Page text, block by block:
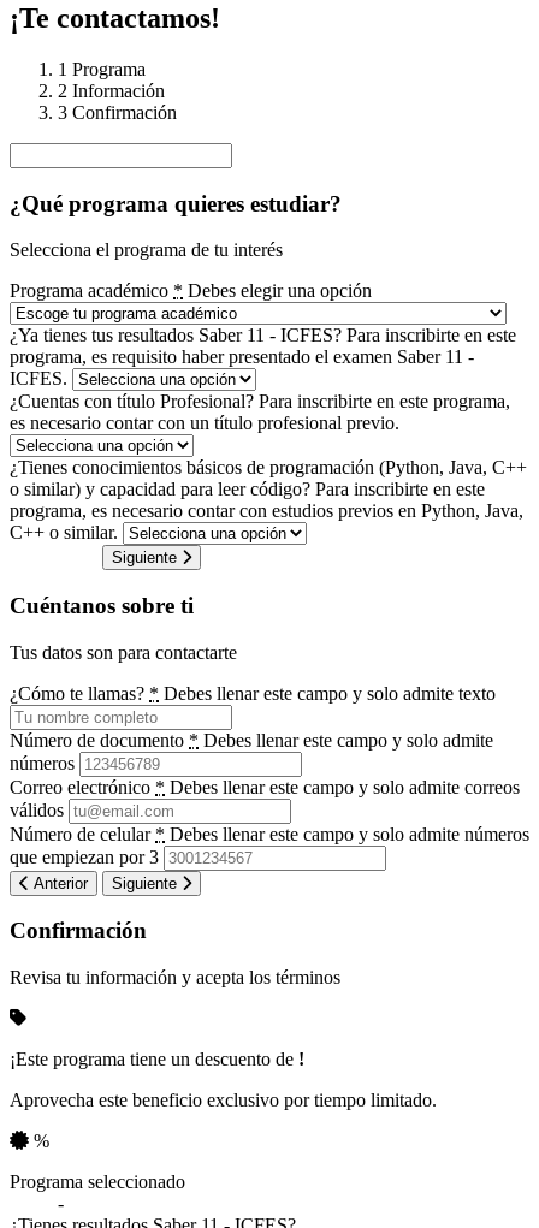
¡Te contactamos!
1 Programa
2 Información
3 Confirmación
¿Qué programa quieres estudiar?
Selecciona el programa de tu interés
Programa académico * Debes elegir una opción
¿Ya tienes tus resultados Saber 11 - ICFES? Para inscribirte en este
programa, es requisito haber presentado el examen Saber 11 -
ICFES.
¿Cuentas con título Profesional? Para inscribirte en este programa,
es necesario contar con un título profesional previo.
¿Tienes conocimientos básicos de programación (Python, Java, C++
o similar) y capacidad para leer código? Para inscribirte en este
programa, es necesario contar con estudios previos en Python, Java,
C++ o similar.
Siguiente
Cuéntanos sobre ti
Tus datos son para contactarte
¿Cómo te llamas? * Debes llenar este campo y solo admite texto
Número de documento * Debes llenar este campo y solo admite
números
Correo electrónico * Debes llenar este campo y solo admite correos
válidos
Número de celular * Debes llenar este campo y solo admite números
que empiezan por 3
Anterior Siguiente
Confirmación
Revisa tu información y acepta los términos
¡Este programa tiene un descuento de !
Aprovecha este beneficio exclusivo por tiempo limitado.
%
Resumen de tu información
Programa seleccionado
-